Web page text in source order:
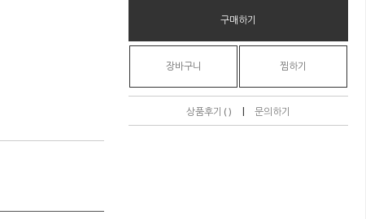
구매하기
장바구니 찜하기
상품후기 ( ) | 문의하기